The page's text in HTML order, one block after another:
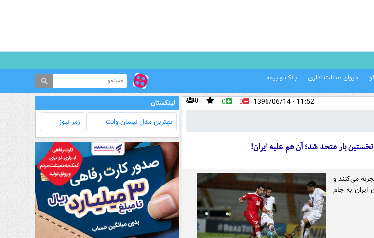
دیوان عدالت اداری بانک و بیمه
0 0 0
11:52 - 1396/06/14
بار متحد شد؛ آن هم علیه ایران!
می‌کنند و
به جام
لینکستان
بهترین مدل‌ نیسان وانت زمر نیوز